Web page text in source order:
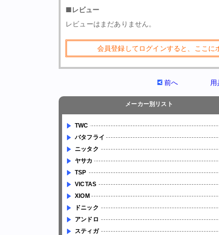
■レビュー
レビューはまだありません。
会員登録してログインすると、ここ
前へ
メーカー別リスト
TWC
バタフライ
ニッタク
ヤサカ
TSP
VICTAS
XIOM
ドニック
アンドロ
スティガ